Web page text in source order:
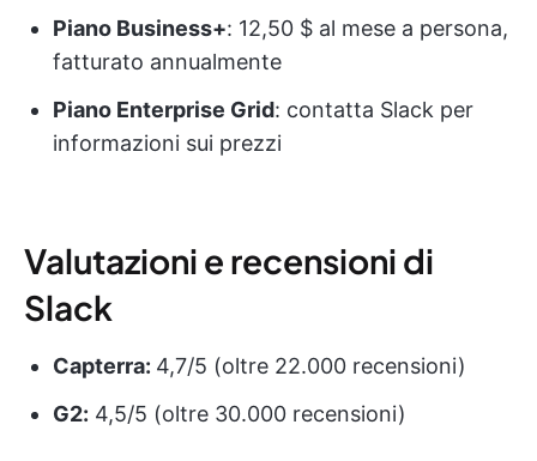
Piano Business+: 12,50 $ al mese a persona,
fatturato annualmente
Piano Enterprise Grid: contatta Slack per
informazioni sui prezzi
Valutazioni e recensioni di
Slack
Capterra: 4,7/5 (oltre 22.000 recensioni)
G2: 4,5/5 (oltre 30.000 recensioni)